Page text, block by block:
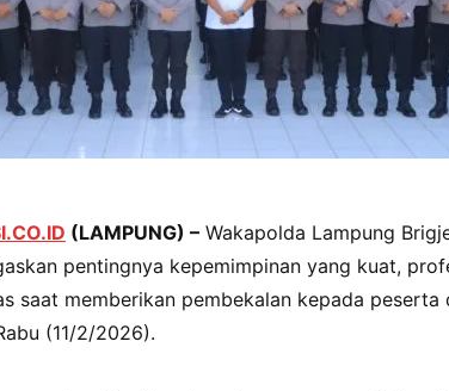
(LAMPUNG) – Wakapolda Lampung
pentingnya kepemimpinan yang kuat,
saat memberikan pembekalan kepada peserta
(11/2/2026).